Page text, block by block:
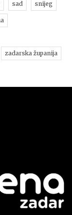
sad snijeg
zadarska županija